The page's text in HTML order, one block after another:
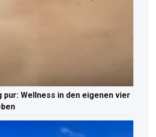
pur: Wellness in den eigenen vier